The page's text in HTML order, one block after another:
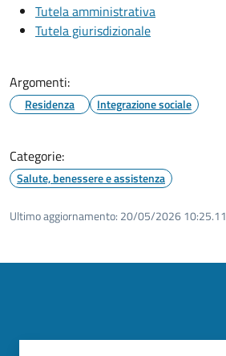
Tutela amministrativa
Tutela giurisdizionale
Argomenti:
Residenza Integrazione sociale
Categorie:
Salute, benessere e assistenza
Ultimo aggiornamento: 20/05/2026 10:25.11